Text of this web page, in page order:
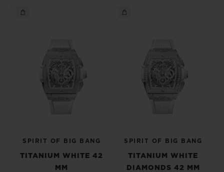
SPIRIT OF BIG BANG
TITANIUM WHITE 42
MM
SPIRIT OF BIG BANG
TITANIUM WHITE
DIAMONDS 42 MM